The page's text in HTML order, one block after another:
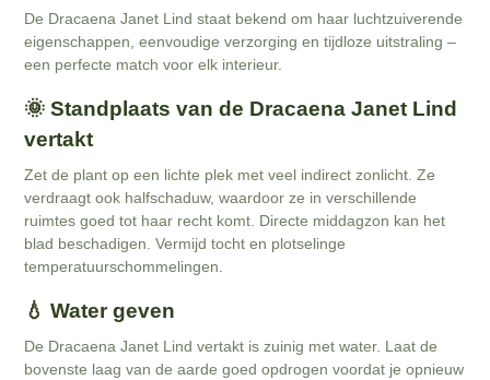
De Dracaena Janet Lind staat bekend om haar luchtzuiverende
eigenschappen, eenvoudige verzorging en tijdloze uitstraling –
een perfecte match voor elk interieur.
🌞 Standplaats van de Dracaena Janet Lind
vertakt
Zet de plant op een lichte plek met veel indirect zonlicht. Ze
verdraagt ook halfschaduw, waardoor ze in verschillende
ruimtes goed tot haar recht komt. Directe middagzon kan het
blad beschadigen. Vermijd tocht en plotselinge
temperatuurschommelingen.
💧 Water geven
De Dracaena Janet Lind vertakt is zuinig met water. Laat de
bovenste laag van de aarde goed opdrogen voordat je opnieuw